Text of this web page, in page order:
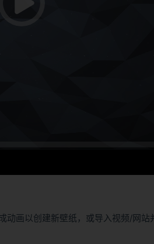
画以创建新壁纸，或导入视频/网站